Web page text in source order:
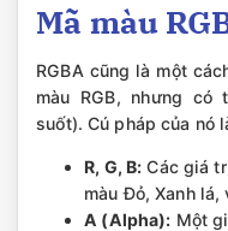
Mã màu
RGBA cũng là một
màu RGB, nhưng có
suốt). Cú pháp của nó
R, G, B: Các giá
màu Đỏ, Xanh lá,
A (Alpha): Một